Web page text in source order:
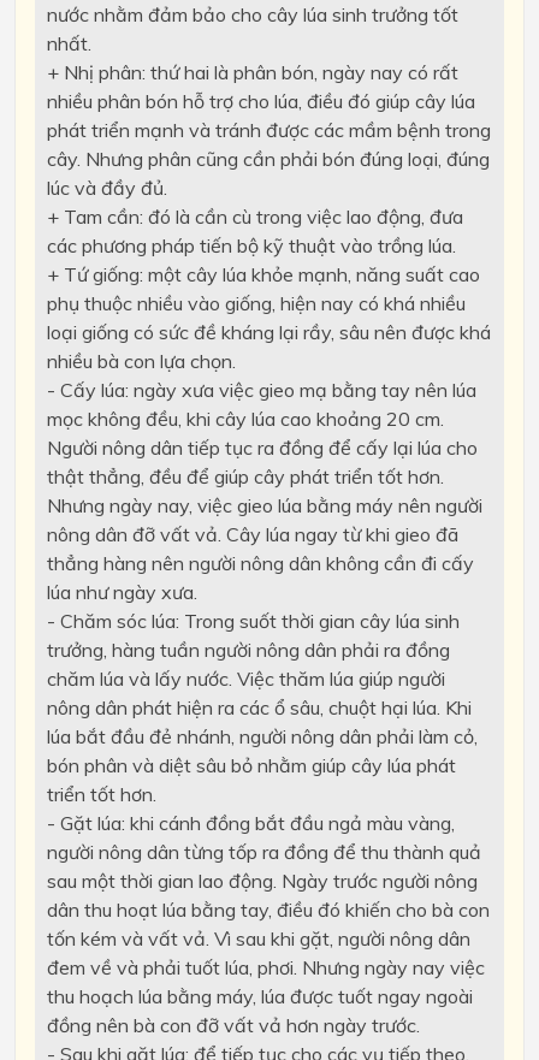
nước nhằm đảm bảo cho cây lúa sinh trưởng tốt
nhất.
+ Nhị phân: thứ hai là phân bón, ngày nay có rất
nhiều phân bón hỗ trợ cho lúa, điều đó giúp cây lúa
phát triển mạnh và tránh được các mầm bệnh trong
cây. Nhưng phân cũng cần phải bón đúng loại, đúng
lúc và đầy đủ.
+ Tam cần: đó là cần cù trong việc lao động, đưa
các phương pháp tiến bộ kỹ thuật vào trồng lúa.
+ Tứ giống: một cây lúa khỏe mạnh, năng suất cao
phụ thuộc nhiều vào giống, hiện nay có khá nhiều
loại giống có sức đề kháng lại rầy, sâu nên được khá
nhiều bà con lựa chọn.
- Cấy lúa: ngày xưa việc gieo mạ bằng tay nên lúa
mọc không đều, khi cây lúa cao khoảng 20 cm.
Người nông dân tiếp tục ra đồng để cấy lại lúa cho
thật thẳng, đều để giúp cây phát triển tốt hơn.
Nhưng ngày nay, việc gieo lúa bằng máy nên người
nông dân đỡ vất vả. Cây lúa ngay từ khi gieo đã
thẳng hàng nên người nông dân không cần đi cấy
lúa như ngày xưa.
- Chăm sóc lúa: Trong suốt thời gian cây lúa sinh
trưởng, hàng tuần người nông dân phải ra đồng
chăm lúa và lấy nước. Việc thăm lúa giúp người
nông dân phát hiện ra các ổ sâu, chuột hại lúa. Khi
lúa bắt đầu đẻ nhánh, người nông dân phải làm cỏ,
bón phân và diệt sâu bỏ nhằm giúp cây lúa phát
triển tốt hơn.
- Gặt lúa: khi cánh đồng bắt đầu ngả màu vàng,
người nông dân từng tốp ra đồng để thu thành quả
sau một thời gian lao động. Ngày trước người nông
dân thu hoạt lúa bằng tay, điều đó khiến cho bà con
tốn kém và vất vả. Vì sau khi gặt, người nông dân
đem về và phải tuốt lúa, phơi. Nhưng ngày nay việc
thu hoạch lúa bằng máy, lúa được tuốt ngay ngoài
đồng nên bà con đỡ vất vả hơn ngày trước.
- Sau khi gặt lúa: để tiếp tục cho các vụ tiếp theo,